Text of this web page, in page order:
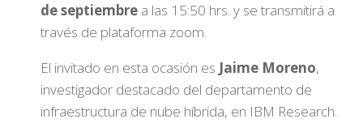
de septiembre a las 15:50 hrs. y se transmitirá a
través de plataforma zoom.
El invitado en esta ocasión es Jaime Moreno,
investigador destacado del departamento de
infraestructura de nube híbrida, en IBM Research.